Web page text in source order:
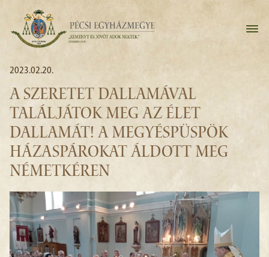
2023.02.20.
A SZERETET DALLAMÁVAL
TALÁLJÁTOK MEG AZ ÉLET
DALLAMÁT! A MEGYÉSPÜSPÖK
HÁZASPÁROKAT ÁLDOTT MEG
NÉMETKÉREN